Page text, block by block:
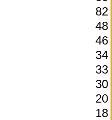
82
48
46
34
33
30
20
18